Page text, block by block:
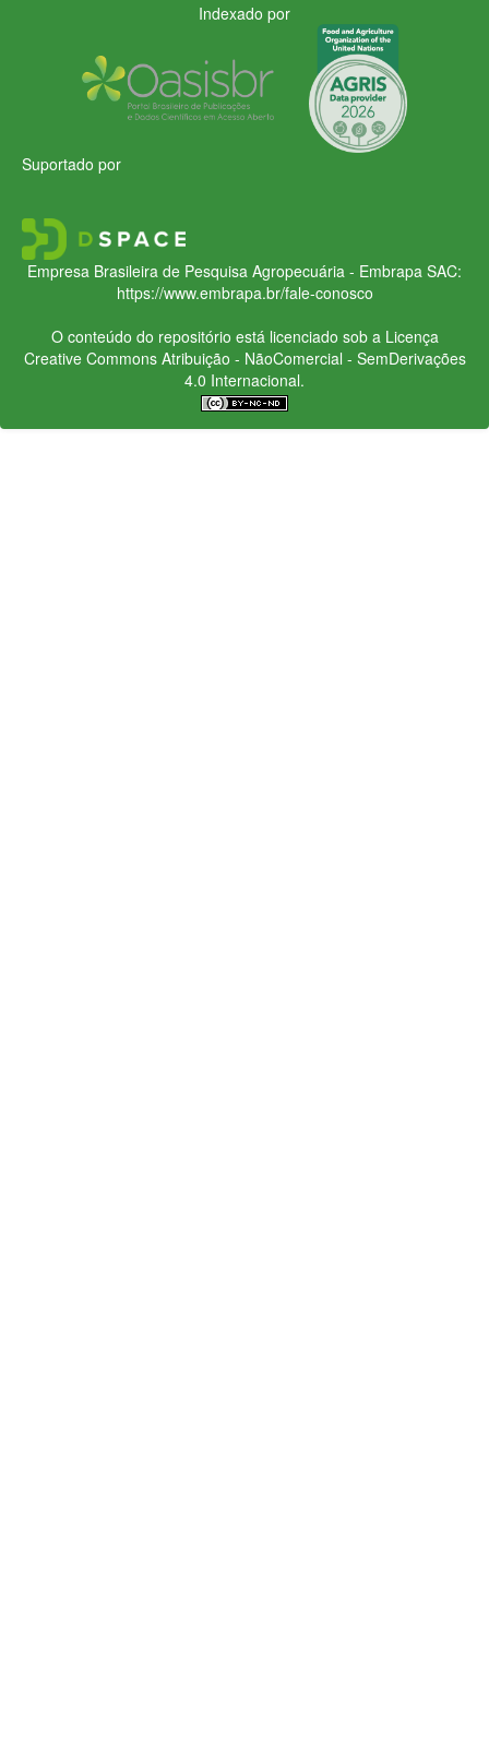
Indexado por
Suportado por
Empresa Brasileira de Pesquisa Agropecuária - Embrapa SAC:
https://www.embrapa.br/fale-conosco
O conteúdo do repositório está licenciado sob a Licença
Creative CommonsAtribuição - NãoComercial - SemDerivações
4.0 Internacional.